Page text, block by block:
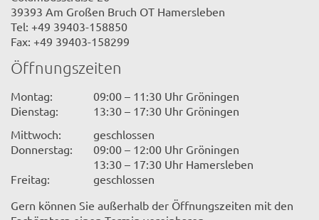
39393 Am Großen Bruch OT Hamersleben
Tel: +49 39403-158850
Fax: +49 39403-158299
Öffnungszeiten
Montag:
09:00 – 11:30 Uhr Gröningen
Dienstag:
13:30 – 17:30 Uhr Gröningen
Mittwoch:
geschlossen
Donnerstag:
09:00 – 12:00 Uhr Gröningen
13:30 – 17:30 Uhr Hamersleben
Freitag:
geschlossen
Gern können Sie außerhalb der Öffnungszeiten mit den